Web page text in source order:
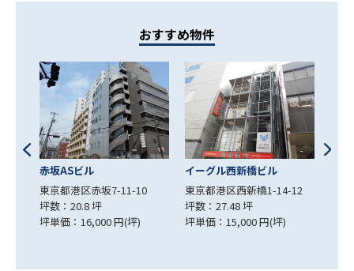
おすすめ物件
イーグル西新橋ビル
東京都港区西新橋1-14-12
坪数：27.48 坪
坪単価：15,000 円(坪)
G-FRONT AOYAMA
東京都港区北青山2-12-15
坪数：26 坪
坪単価：26,346 円(坪)